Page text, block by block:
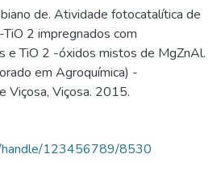
de. Atividade fotocatalítica de
2 impregnados com
e TiO 2 -óxidos mistos de MgZnAl.
em Agroquímica) -
Viçosa, Viçosa. 2015.
handle/123456789/8530